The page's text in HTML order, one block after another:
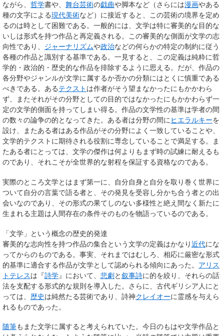
ながら、 哲学書や、 舞台芸術の戯曲や脚本など（さらには漫画やある
種の文字による現代美術など）に接近すると、この芸術の境界を定め
るのは時として困難である。一般的には、文学は特に審美的な目的な
いしは形式を持つ作品と再定義される。この審美的な側面が文学の志
向性であり、 ジャーナリズムや政治などの何らかの特定の制約に従う
各種の作品と識別する基準である。一見すると、この定義は純粋に哲
学的・政治的・歴史的な作品を排除するように思える。だが、作品の
各分野やジャンルが文学に属するか否かの分類にはとくに慎重である
べきである。あるテクスト は作者がそう望まなかったにもかかわら
ず、またそれがその分野としての目的ではなかったにもかかわらず一
定の文学的側面を持ってしまい得る。作品の文学性の基準は学者の間
の数々の論争の的となってきた。ある者は分野の間にヒエラルキーを
設け、またある者はある作品がその分野によく一致していることや、
文学的テクストに期待される役割に専念していることで満足する。ま
たある者にとっては、文学の傑作は何よりもまず時の試練に耐えるも
のであり、それこそが全世界的な射程を保証する資格なのである。
実際のところ文学とはまず第一に、自分自身と自分を取り巻く世界に
ついて自分の言葉で語る者と、その発見を受容し分かち合う者との出
会いなのであり、その形式の果てしのない多様性と絶え間なく新たに
生まれる主題は人間存在の条件そのものを物語っているのである。
「文学」という概念の歴史的発達
審美的な志向性を持つ作品の集合という文学の定義はかなり近代にな
ってからのものである。事実、それまではむしろ、相応に厳密な形式
的基準に適合する作品が文学として認められる傾向にあった。 アリス
トテレスは『詩学』において、 悲劇 と叙事詩に的を絞り、それらの話
法を支配する形式的な規則を導入した。さらに、古代ギリシア人にと
っては、 歴史は純然たる芸術であり、詩神クレイオーに霊感を与えら
れるものであった。
随筆もまた文学に属すると考えられていた。今日のもはや文学作品と